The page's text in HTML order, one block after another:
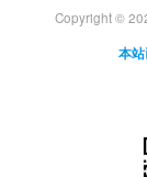
Copyright ©
本